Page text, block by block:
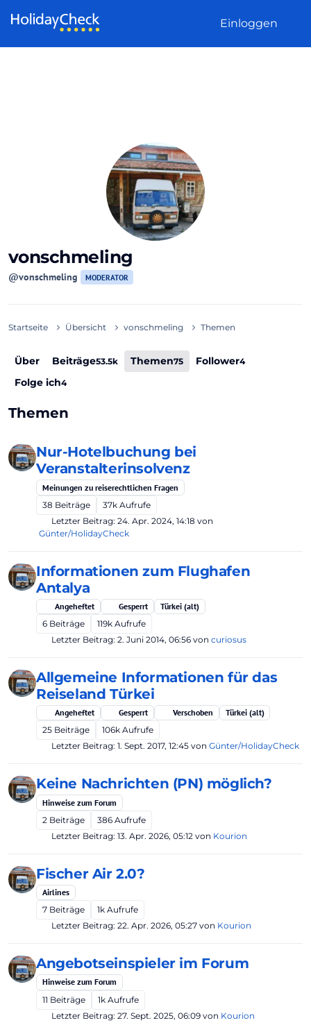
Einloggen
vonschmeling
@vonschmeling MODERATOR
Startseite Übersicht vonschmeling Themen
Über Beiträge53.5k Themen75 Follower4
Folge ich4
Themen
Nur-Hotelbuchung bei
Veranstalterinsolvenz
Meinungen zu reiserechtlichen Fragen
38 Beiträge 37k Aufrufe
Letzter Beitrag: 24. Apr. 2024, 14:18 von
Günter/HolidayCheck
Informationen zum Flughafen
Antalya
Angeheftet Gesperrt
Türkei (alt)
6 Beiträge 119k Aufrufe
Letzter Beitrag: 2. Juni 2014, 06:56 von curiosus
Allgemeine Informationen für das
Reiseland Türkei
Angeheftet Gesperrt Verschoben
Türkei (alt)
25 Beiträge 106k Aufrufe
Letzter Beitrag: 1. Sept. 2017, 12:45 von Günter/HolidayCheck
Keine Nachrichten (PN) möglich?
Hinweise zum Forum
2 Beiträge 386 Aufrufe
Letzter Beitrag: 13. Apr. 2026, 05:12 von Kourion
Fischer Air 2.0?
Airlines
7 Beiträge 1k Aufrufe
Letzter Beitrag: 22. Apr. 2026, 05:27 von Kourion
Angebotseinspieler im Forum
Hinweise zum Forum
11 Beiträge 1k Aufrufe
Letzter Beitrag: 27. Sept. 2025, 06:09 von Kourion